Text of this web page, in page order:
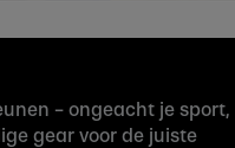
– ongeacht je sport,
gear voor de juiste